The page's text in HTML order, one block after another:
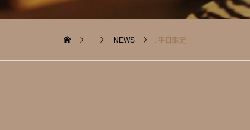
NEWS . 平日限定️